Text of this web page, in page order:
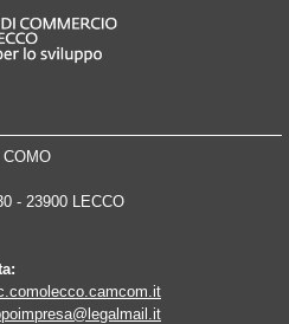
- 23900 LECCO